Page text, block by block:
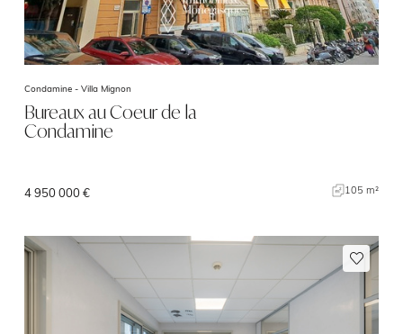
Condamine - Villa Mignon
Bureaux au Coeur de la
Condamine
4 950 000 € 105 m²